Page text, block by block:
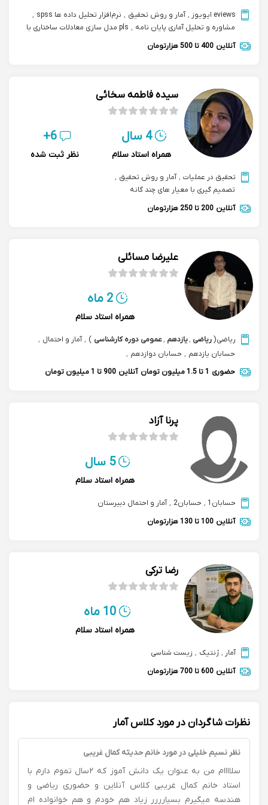
eviews ایویوز , آمار و روش تحقیق , نرم‌افزار تحلیل داده ها spss
,
مشاوره و تحلیل آماری پایان نامه , pls مدل سازی معادلات ساختاری با
آنلاین 400 تا 500 هزارتومان
سیده فاطمه سخائی
4 سال
همراه استاد سلام
6+
نظر ثبت شده
تحقیق در عملیات , آمار و روش تحقیق ,
تصمیم گیری با معیار های چند گانه
آنلاین 200 تا 250 هزارتومان
علیرضا مسائلی
2 ماه
همراه استاد سلام
ریاضی(ریاضی ,یازدهم ,عمومی دوره کارشناسی )
, آمار و احتمال ,
حسابان یازدهم , حسابان دوازدهم ,
ریاضیات گسسته پیش دانشگاهی
حضوری 1 تا 1.5 میلیون تومان آنلاین 900 تا 1 میلیون تومان
پرنا آزاد
5 سال
همراه استاد سلام
حسابان1 , حسابان2 , آمار و احتمال دبیرستان
آنلاین 100 تا 130 هزارتومان
رضا ترکی
10 ماه
همراه استاد سلام
آمار , ژنتیک , زیست شناسی
آنلاین 600 تا 700 هزارتومان
نظرات شاگردان در مورد کلاس آمار
نظر نسیم خلیلی در مورد خانم حدیثه کمال غریبی
سلاااام من به عنوان یک دانش آموز که ۲سال تموم دارم با
استاد خانم کمال غریبی کلاس آنلاین و حضوری ریاضی و
هندسه میگیرم بسیارررر زیاد هم خودم و هم خوانواده ام